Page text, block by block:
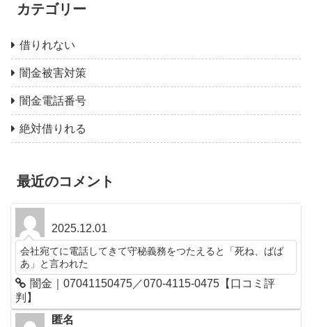
カテゴリー
借りれない
闇金被害対策
闇金電話番号
絶対借りれる
最近のコメント
2025.12.01
会社宛てに電話してきて守秘義務をつたえると「死ね、ばば
あ」と言われた
闇金｜07041150475／070-4115-0475【口コミ評
判】
匿名